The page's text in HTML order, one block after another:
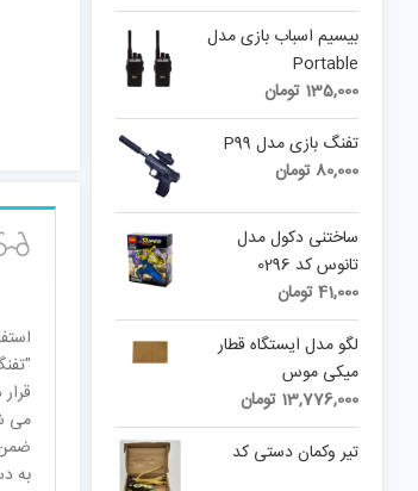
به
بیسیم اسباب بازی مدل
Portable
135,000 تومان
تفنگ بازی مدل P99
80,000 تومان
ساختنی دکول مدل
تانوس کد 0296
41,000تومان
لگو مدل ایستگاه قطار
میکی موس
13,776,000 تومان
تیر وکمان دستی کد